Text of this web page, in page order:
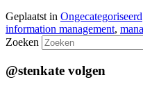
Geplaatst in Ongecategoriseerd
information management,
Zoeken
@stenkate volgen